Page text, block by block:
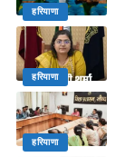
हरियाणा
हरियाणा
हरियाणा